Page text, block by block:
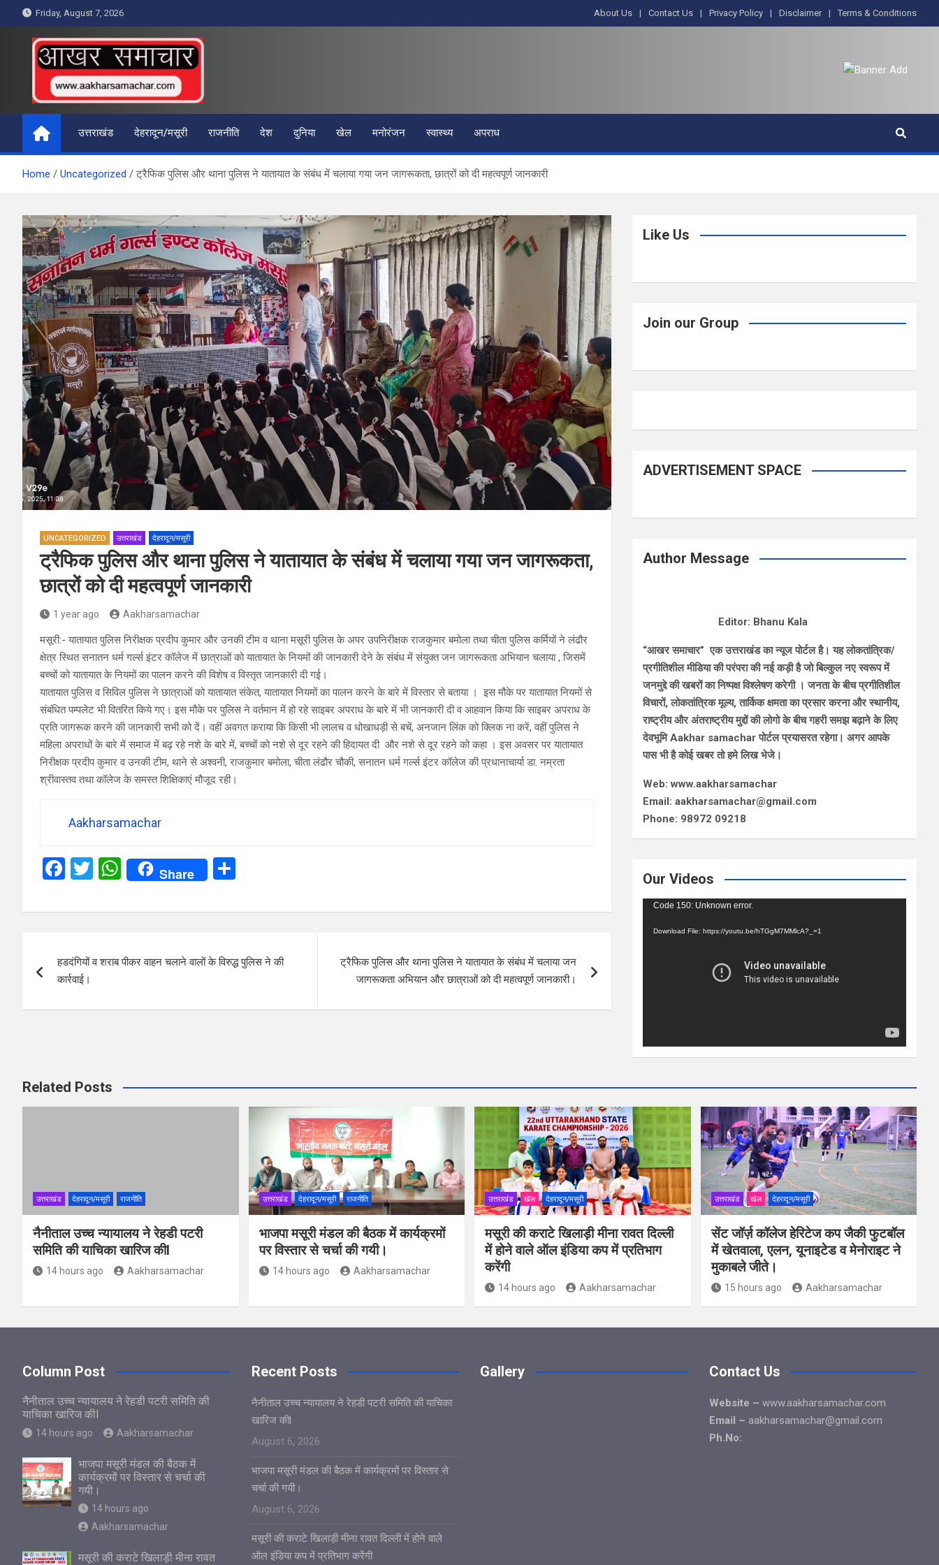
to
content
Friday, August 7, 2026 About Us Contact Us Privacy Policy Disclaimer Terms & Conditions
आखर समाचार
उत्तराखंड देहरादून/मसूरी राजनीति देश दुनिया खेल मनोरंजन स्वास्थ्य अपराध
Home Uncategorized ट्रैफिक पुलिस और थाना पुलिस ने यातायात के संबंध में चलाया गया जन जागरूकता, छात्रों को दी महत्वपूर्ण जानकारी
UNCATEGORIZED उत्तराखंड देहरादून/मसूरी
ट्रैफिक पुलिस और थाना पुलिस ने यातायात के संबंध में चलाया गया जन जागरूकता,
छात्रों को दी महत्वपूर्ण जानकारी
1 year ago Aakharsamachar
मसूरी:- यातायात पुलिस निरीक्षक प्रदीप कुमार और उनकी टीम व थाना मसूरी पुलिस के अपर उपनिरीक्षक राजकुमार बमोला तथा चीता पुलिस कर्मियों ने लंढौर
क्षेत्र स्थित सनातन धर्म गर्ल्स इंटर कॉलेज में छात्राओं को यातायात के नियमों की जानकारी देने के संबंध में संयुक्त जन जागरूकता अभियान चलाया , जिसमें
बच्चों को यातायात के नियमों का पालन करने की विशेष व विस्तृत जानकारी दी गई।
यातायात पुलिस व सिविल पुलिस ने छात्राओं को यातायात संकेत, यातायात नियमों का पालन करने के बारे में विस्तार से बताया । इस मौके पर यातायात नियमों से
संबंधित पम्पलेट भी वितरित किये गए। इस मौके पर पुलिस ने वर्तमान में हो रहे साइबर अपराध के बारे में भी जानकारी दी व आहवान किया कि साइबर अपराध के
प्रति जागरूक करने की जानकारी सभी को दें। वहीं अवगत कराया कि किसी भी लालच व धोखाधड़ी से बचें, अनजान लिंक को क्लिक ना करें, वहीं पुलिस ने
महिला अपराधों के बारे में समाज में बढ़ रहे नशे के बारे में, बच्चों को नशे से दूर रहने की हिदायत दी और नशे से दूर रहने को कहा । इस अवसर पर यातायात
निरीक्षक प्रदीप कुमार व उनकी टीम, थाने से अश्वनी, राजकुमार बमोला, चीता लंढौर चौकी, सनातन धर्म गर्ल्स इंटर कॉलेज की प्रधानाचार्या डा. नम्रता
श्रीवास्तव तथा कॉलेज के समस्त शिक्षिकाएं मौजूद रही।
Aakharsamachar
F
ce
o
o
k
T
tt
W
at
A
p
Share
ar
navigation
हडदंगियों व शराब पीकर वाहन चलाने वालों के विरुद्ध पुलिस ने की
कार्रवाई।
ट्रैफिक पुलिस और थाना पुलिस ने यातायात के संबंध में चलाया जन
जागरूकता अभियान और छात्राओं को दी महत्वपूर्ण जानकारी।
Like Us
Join our Group
ADVERTISEMENT SPACE
Author Message
Editor: Bhanu Kala
“आखर समाचार” एक उत्तराखंड का न्यूज पोर्टल है। यह लोकतांत्रिक/
प्रगीतिशील मीडिया की परंपरा की नई कड़ी है जो बिल्कुल नए स्वरूप में
जनमुद्दे की खबरों का निष्पक्ष विश्लेषण करेगी । जनता के बीच प्रगीतिशील
विचारों, लोकतांत्रिक मूल्य, तार्किक क्षमता का प्रसार करना और स्थानीय,
राष्ट्रीय और अंतराष्ट्रीय मुद्दों की लोगो के बीच गहरी समझ बढ़ाने के लिए
देवभूमि Aakhar samachar पोर्टल प्रयासरत रहेगा। अगर आपके
पास भी है कोई खबर तो हमे लिख भेजे।
Web: www.aakharsamachar
Email: aakharsamachar@gmail.com
Phone: 98972 09218
Our Videos
Video
Code 150: Unknown error.
Download File: https://youtu.be/hTGgM7MMlcA?_=1
Related Posts
उत्तराखंड देहरादून/मसूरी राजनीति
नैनीताल उच्च न्यायालय ने रेहडी पटरी
समिति की याचिका खारिज कीl
14 hours ago Aakharsamachar
उत्तराखंड देहरादून/मसूरी राजनीति
भाजपा मसूरी मंडल की बैठक में कार्यक्रमों
पर विस्तार से चर्चा की गयी।
14 hours ago Aakharsamachar
उत्तराखंड खेल देहरादून/मसूरी
मसूरी की कराटे खिलाड़ी मीना रावत दिल्ली
में होने वाले ऑल इंडिया कप में प्रतिभाग
करेंगी
14 hours ago Aakharsamachar
उत्तराखंड खेल देहरादून/मसूरी
सेंट जॉर्ज़ कॉलेज हेरिटेज कप जैकी फुटबॉल
में खेतवाला, एलन, यूनाइटेड व मेनोराइट ने
मुकाबले जीते।
15 hours ago Aakharsamachar
Column Post
नैनीताल उच्च न्यायालय ने रेहडी पटरी समिति की
याचिका खारिज कीl
14 hours ago Aakharsamachar
भाजपा मसूरी मंडल की बैठक में
कार्यक्रमों पर विस्तार से चर्चा की
गयी।
14 hours ago
Aakharsamachar
मसूरी की कराटे खिलाड़ी मीना रावत
Recent Posts
नैनीताल उच्च न्यायालय ने रेहडी पटरी समिति की याचिका
खारिज कीl
August 6, 2026
भाजपा मसूरी मंडल की बैठक में कार्यक्रमों पर विस्तार से
चर्चा की गयी।
August 6, 2026
मसूरी की कराटे खिलाड़ी मीना रावत दिल्ली में होने वाले
ऑल इंडिया कप में प्रतिभाग करेंगी
Gallery Contact Us
Website – www.aakharsamachar.com
Email – aakharsamachar@gmail.com
Ph.No: